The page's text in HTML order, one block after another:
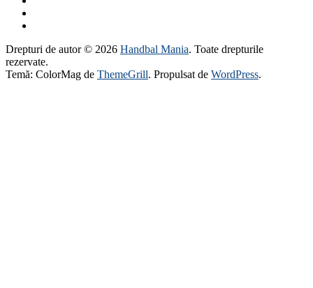
Drepturi de autor © 2026 Handbal Mania. Toate drepturile
rezervate.
Temă: ColorMag de ThemeGrill. Propulsat de WordPress.